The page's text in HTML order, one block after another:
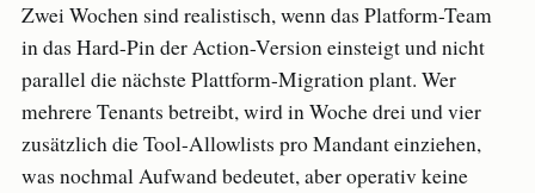
Zwei Wochen sind realistisch, wenn das Platform-Team
in das Hard-Pin der Action-Version einsteigt und nicht
parallel die nächste Plattform-Migration plant. Wer
mehrere Tenants betreibt, wird in Woche drei und vier
zusätzlich die Tool-Allowlists pro Mandant einziehen,
was nochmal Aufwand bedeutet, aber operativ keine